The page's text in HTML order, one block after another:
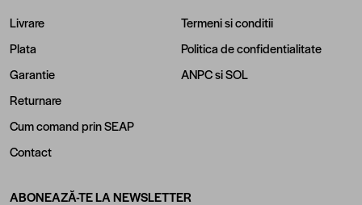
Livrare
Plata
Garantie
Returnare
Cum comand prin SEAP
Contact
Termeni si conditii
Politica de confidentialitate
ANPCsiSOL
ABONEAZĂ-TE LA NEWSLETTER